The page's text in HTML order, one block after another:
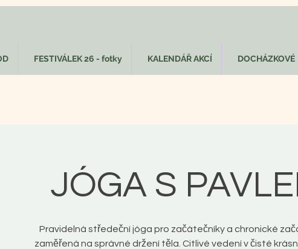
FESTIVÁLEK 26 - fotky KALENDÁŘ AKCÍ DOCHÁZKOVÉ
JÓGA S
Pravidelná středeční jóga pro začátečníky a chronické
zaměřená na správné držení těla. Citlivé vedení v čisté